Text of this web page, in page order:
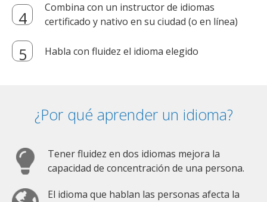
Combina con un instructor de idiomas
certificado y nativo en su ciudad (o en línea)
Habla con fluidez el idioma elegido
¿Por qué aprender un idioma?
Tener fluidez en dos idiomas mejora la
capacidad de concentración de una persona.
El idioma que hablan las personas afecta la